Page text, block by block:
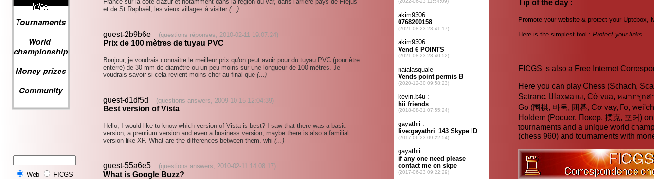
Web FICGS
France sur la cote d'azur et notamment dans la région du var, dans l'arrière pays de Fréjus
et de St Raphaël, les vieux villages à visiter (...)
guest-2b9b6e (questions réponses, 2010-02-11 19:07:24)
Prix de 100 mètres de tuyau PVC
Bonjour, je voudrais connaitre le meilleur prix qu'on peut avoir pour du tuyau PVC (pour être
enterré) de 30 mm de diamètre ou un peu moins sur une longueur de 100 mètres. Je
voudrais savoir si cela revient moins cher au final que (...)
guest-d1df5d (questions answers, 2009-10-15 12:04:39)
Best version of Vista
Hello, I would like to know which version of Vista is best? I saw that there was a basic
version, a premium version and even a business version, maybe there is also a familial
version like XP. What are the differences between them, whi (...)
guest-55a6e5 (questions answers, 2010-02-11 14:08:17)
What is Google Buzz?
Tip of the day :
Promote your website & protect your Uptobox,
Here is the simplest tool : Protect your links
FICGS is also a Free Internet
Here you can play Chess (Schach,
Satranc, Шахматы, Cờ vua, หมากรุกส
Go (围棋, 바둑, 囲碁, Cờ vay, Го,
Holdem (Poquer, Покер, 撲克, 포커)
tournaments and a unique world
(chess 960) and tournaments with